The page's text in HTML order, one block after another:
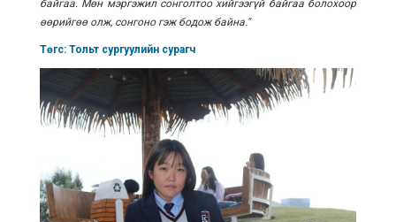
байгаа. Мөн мэргэжил сонголтоо хийгээгүй байгаа болохоор
өөрийгөө олж, сонгоно гэж бодож байна."
Төгс: Тольт сургуулийн сурагч